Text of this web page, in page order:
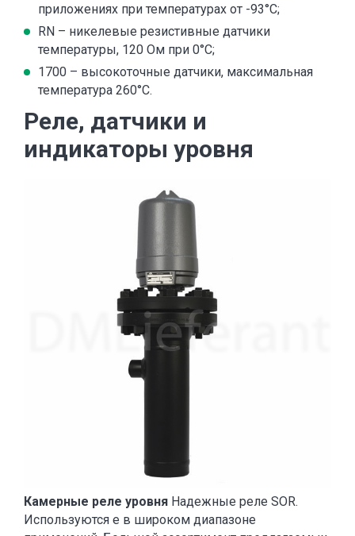
приложениях при температурах от -93°C;
RN – никелевые резистивные датчики
температуры, 120 Ом при 0°C;
1700 – высокоточные датчики, максимальная
температура 260°C.
Реле, датчики и
индикаторы уровня
Камерные реле уровня Надежные реле SOR.
Используются е в широком диапазоне